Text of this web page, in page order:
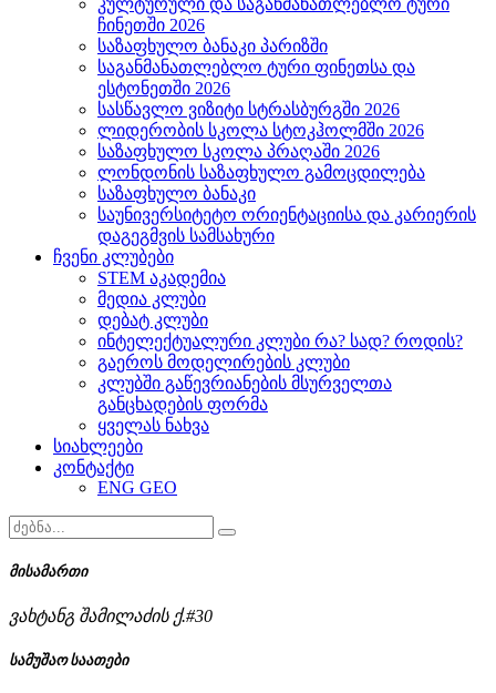
კულტურული და საგანმანათლებლო ტური
ჩინეთში 2026
საზაფხულო ბანაკი პარიზში
საგანმანათლებლო ტური ფინეთსა და
ესტონეთში 2026
სასწავლო ვიზიტი სტრასბურგში 2026
ლიდერობის სკოლა სტოკჰოლმში 2026
საზაფხულო სკოლა პრაღაში 2026
ლონდონის საზაფხულო გამოცდილება
საზაფხულო ბანაკი
საუნივერსიტეტო ორიენტაციისა და კარიერის
დაგეგმვის სამსახური
ჩვენი კლუბები
STEM აკადემია
მედია კლუბი
დებატ კლუბი
ინტელექტუალური კლუბი რა? სად? როდის?
გაეროს მოდელირების კლუბი
კლუბში გაწევრიანების მსურველთა
განცხადების ფორმა
ყველას ნახვა
სიახლეები
კონტაქტი
ENG GEO
მისამართი
ვახტანგ შამილაძის ქ.#30
სამუშაო საათები